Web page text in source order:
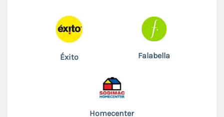
Éxito Falabella
Homecenter